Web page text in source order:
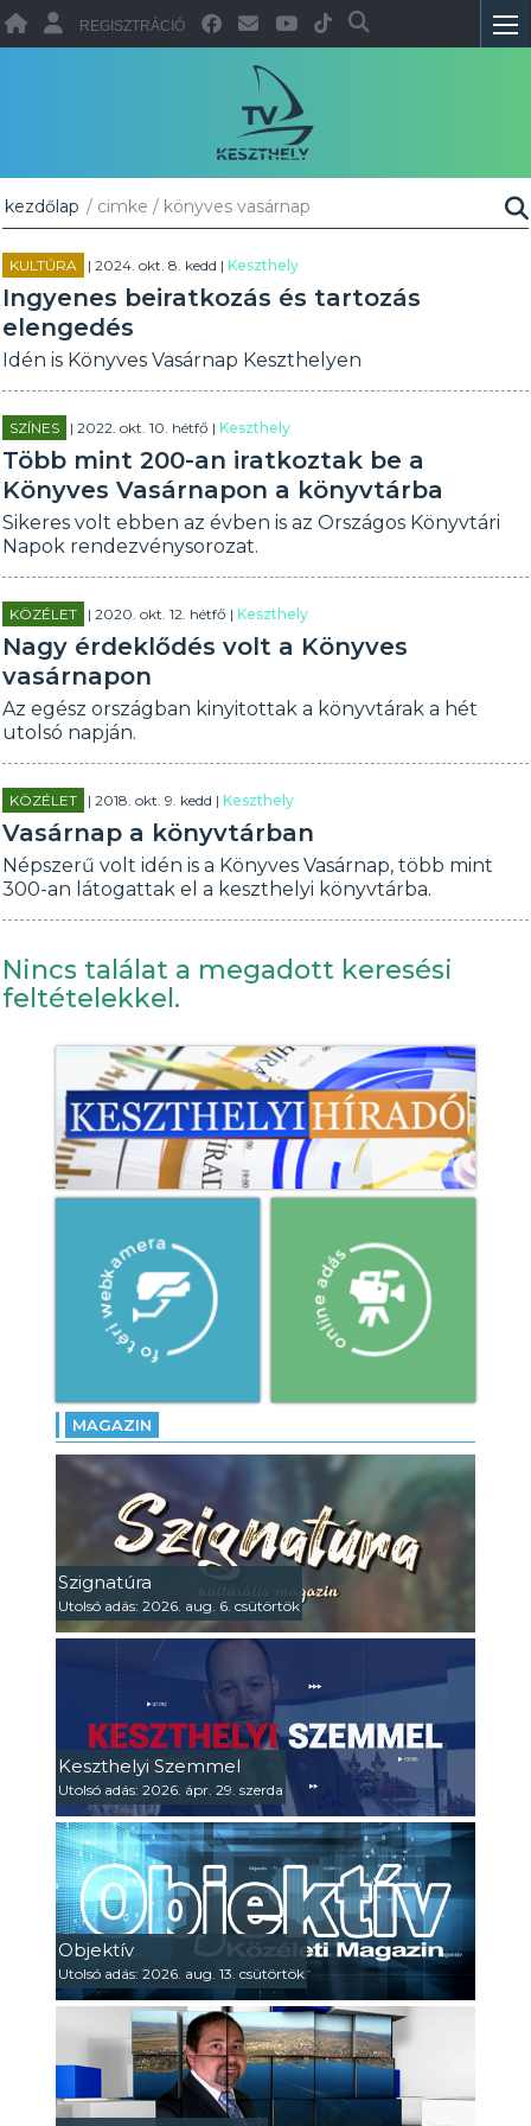
REGISZTRÁCIÓ
kezdőlap / cimke / könyves vasárnap
KULTÚRA | 2024. okt. 8. kedd |Keszthely
Ingyenes beiratkozás és tartozás
elengedés
Idén is Könyves Vasárnap Keszthelyen
SZÍNES | 2022. okt. 10. hétfő |Keszthely
Több mint 200-an iratkoztak be a
Könyves Vasárnapon a könyvtárba
Sikeres volt ebben az évben is az Országos Könyvtári
Napok rendezvénysorozat.
KÖZÉLET | 2020. okt. 12. hétfő |Keszthely
Nagy érdeklődés volt a Könyves
vasárnapon
Az egész országban kinyitottak a könyvtárak a hét
utolsó napján.
KÖZÉLET | 2018. okt. 9. kedd |Keszthely
Vasárnap a könyvtárban
Népszerű volt idén is a Könyves Vasárnap, több mint
300-an látogattak el a keszthelyi könyvtárba.
Nincs találat a megadott keresési
feltételekkel.
MAGAZIN
Szignatúra
Utolsó adás: 2026. aug. 6. csütörtök
Keszthelyi Szemmel
Utolsó adás: 2026. ápr. 29. szerda
Objektív
Utolsó adás: 2026. aug. 13. csütörtök